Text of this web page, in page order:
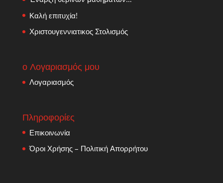
Καλή επιτυχία!
Χριστουγεννιατικος Στολισμός
ο Λογαριασμός μου
Λογαριασμός
Πληροφορίες
Επικοινωνία
Όροι Χρήσης – Πολιτική Απορρήτου